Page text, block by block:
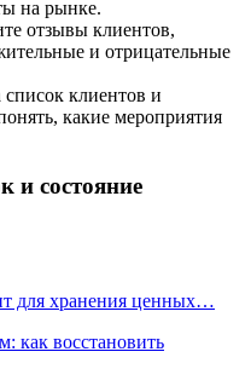
на рынке.
отзывы клиентов,
и отрицательные
клиентов и
какие мероприятия
и состояние
для хранения ценных…
как восстановить